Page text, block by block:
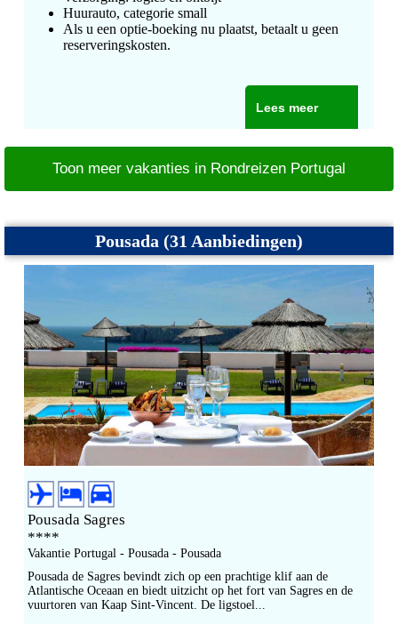
Huurauto, categorie small
Als u een optie-boeking nu plaatst, betaalt u geen
reserveringskosten.
Lees meer
Toon meer vakanties in Rondreizen Portugal
Pousada (31 Aanbiedingen)
Pousada Sagres
****
Vakantie Portugal - Pousada - Pousada
Pousada de Sagres bevindt zich op een prachtige klif aan de
Atlantische Oceaan en biedt uitzicht op het fort van Sagres en de
vuurtoren van Kaap Sint-Vincent. De ligstoel...